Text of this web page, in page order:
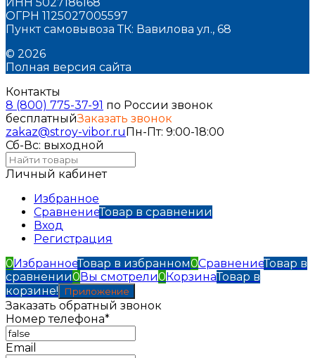
ОГРН 1125027005597
Пункт самовывоза ТК: Вавилова ул., 68
© 2026
Полная версия сайта
Контакты
8 (800) 775-37-91 по России звонок
бесплатныйЗаказать звонок
zakaz@stroy-vibor.ruПн-Пт: 9:00-18:00
Сб-Вс: выходной
Личный кабинет
Избранное
СравнениеТовар в сравнении
Вход
Регистрация
0ИзбранноеТовар в избранном0СравнениеТовар в
сравнении0Вы смотрели0КорзинаТовар в
корзине!
Приложение
Заказать обратный звонок
Номер телефона*
Email